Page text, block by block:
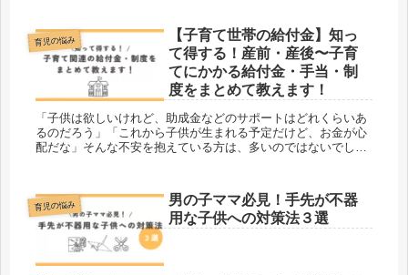
ブログは、育児の悩みを中心に、子連れおでかけや教育、時短
家事など、育児家事のおすすめ情報を発信しています。
育児の悩み
【子育て世帯の給付金】知っ
て得する！産前・産後〜子育
てにかかる給付金・手当・制
度をまとめて教えます！
「子供は欲しいけれど、助成金などのサポートはどれくらいあ
るのだろう」「これから子供が生まれる予定だけど、お金が心
配だな」そんな不安を抱えている方は、多いのではないでしょ
さんにも必見の内容です。当ブログは、双子・三兄弟ママの”親
も子も成長する”育児ブログです。育児の悩みに加えて、時短家
電や幼児教育など、育児家事のおすすめ情報を発信していま
育児の悩み
男の子ママ必見！手先が不器
用な子供への対策法３選